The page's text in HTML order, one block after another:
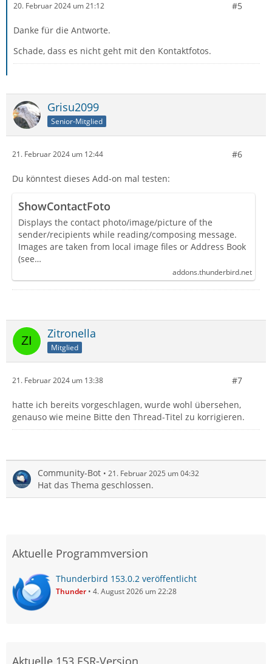
20. Februar 2024 um 21:12 #5
Danke für die Antworte.
Schade, dass es nicht geht mit den Kontaktfotos.
Grisu2099
Senior-Mitglied
21. Februar 2024 um 12:44 #6
Du könntest dieses Add-on mal testen:
ShowContactFoto
Displays the contact photo/image/picture of the
sender/recipients while reading/composing message.
Images are taken from local image files or Address Book
(see…
addons.thunderbird.net
Zitronella
Mitglied
21. Februar 2024 um 13:38 #7
hatte ich bereits vorgeschlagen, wurde wohl übersehen,
genauso wie meine Bitte den Thread-Titel zu korrigieren.
Community-Bot 21. Februar 2025 um 04:32
Hat das Thema geschlossen.
Aktuelle Programmversion
Thunderbird 153.0.2 veröffentlicht
Thunder 4. August 2026 um 22:28
Aktuelle 153 ESR-Version